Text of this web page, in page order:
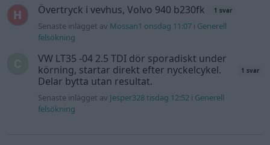
Övertryck i vevhus, Volvo 940 b230fk 1 svar
Senaste inlägget av Mossan1 onsdag 11:07 i Generell
felsökning
VW LT35 -04 2.5 TDI dör sporadiskt under
körning, startar direkt efter nyckelcykel.
Delar bytta utan resultat.
1 svar
Senaste inlägget av Jesper328 tisdag 12:52 i Generell
felsökning